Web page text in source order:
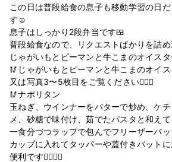
この日は普段給食の息子も移動学習の日
す☺️
息子はしっかり2段弁当です🍱
普段給食なので、リクエストばかりを詰
じゃがいもとピーマンと牛こまのオイス
🥢じゃがいもとピーマンと牛こまのオイ
又は写真3〜5枚目をご覧ください💁🏻‍♀️
🥢ナポリタン
玉ねぎ、ウインナーをバターで炒め、ケ
メ、砂糖で味付け、茹でたパスタと和え
一食分づつラップで包んでフリーザーバ
カップに入れてタッパーや蓋付きバット
便利です🙆🏻‍♀️✨